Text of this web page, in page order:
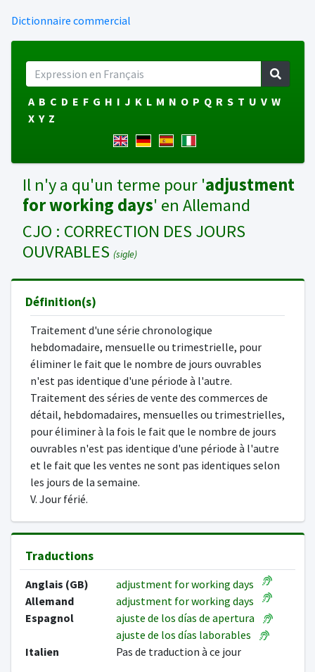
Dictionnaire commercial
A B C D E F G H I J K L M N O P Q R S T U V W
X Y Z
Il n'y a qu'un terme pour 'adjustment
for working days' en Allemand
CJO : CORRECTION DES JOURS
OUVRABLES (sigle)
Définition(s)
Traitement d'une série chronologique
hebdomadaire, mensuelle ou trimestrielle, pour
éliminer le fait que le nombre de jours ouvrables
n'est pas identique d'une période à l'autre.
Traitement des séries de vente des commerces de
détail, hebdomadaires, mensuelles ou trimestrielles,
pour éliminer à la fois le fait que le nombre de jours
ouvrables n'est pas identique d'une période à l'autre
et le fait que les ventes ne sont pas identiques selon
les jours de la semaine.
V. Jour férié.
Traductions
Anglais (GB)
adjustment for working days
Allemand
adjustment for working days
Espagnol
ajuste de los días de apertura
ajuste de los días laborables
Italien
Pas de traduction à ce jour